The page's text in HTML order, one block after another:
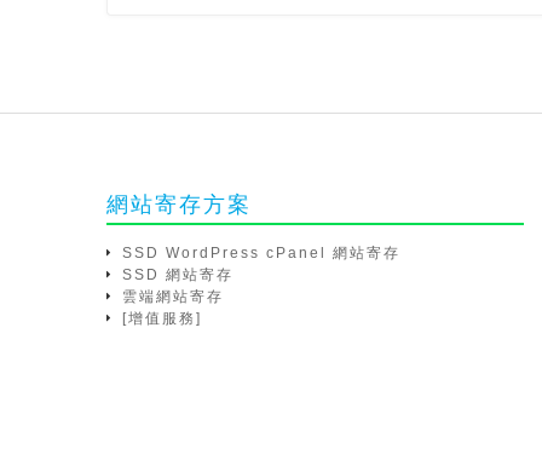
網站寄存方案
SSD WordPress cPanel 網站寄存
SSD 網站寄存
雲端網站寄存
[增值服務]